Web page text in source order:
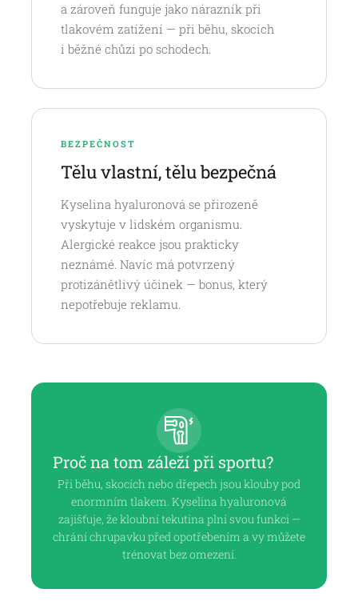
a zároveň funguje jako nárazník při
tlakovém zatížení — při běhu, skocích
i běžné chůzi po schodech.
BEZPEČNOST
Tělu vlastní, tělu bezpečná
Kyselina hyaluronová se přirozeně
vyskytuje v lidském organismu.
Alergické reakce jsou prakticky
neznámé. Navíc má potvrzený
protizánětlivý účinek — bonus, který
nepotřebuje reklamu.
Proč na tom záleží při sportu?
Při běhu, skocích nebo dřepech jsou klouby pod
enormním tlakem. Kyselina hyaluronová
zajišťuje, že kloubní tekutina plní svou funkci —
chrání chrupavku před opotřebením a vy můžete
trénovat bez omezení.